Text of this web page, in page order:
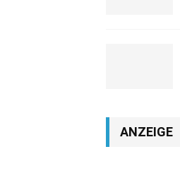
ANZEIGE